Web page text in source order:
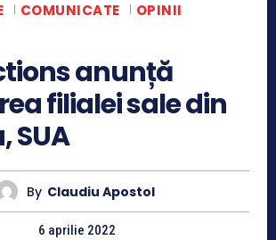
COMUNICATE OPINII
anunță
filialei sale din
SUA
By Claudiu Apostol
6 aprilie 2022